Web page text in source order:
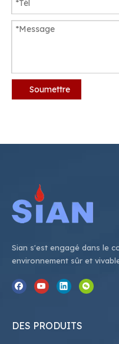
Soumettre
Sian s'est engagé dans le
environnement sûr et
DES PRODUITS